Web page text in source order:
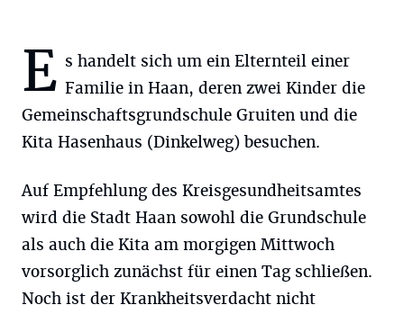
E s handelt sich um ein Elternteil einer
Familie in Haan, deren zwei Kinder die
Gemeinschaftsgrundschule Gruiten und die
Kita Hasenhaus (Dinkelweg) besuchen.
Auf Empfehlung des Kreisgesundheitsamtes
wird die Stadt Haan sowohl die Grundschule
als auch die Kita am morgigen Mittwoch
vorsorglich zunächst für einen Tag schließen.
Noch ist der Krankheitsverdacht nicht